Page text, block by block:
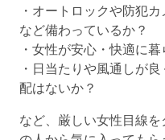
・オートロックや防犯
など備わっているか？
・女性が安心・快適に
・日当たりや風通しが
配はないか？
など、厳しい女性目線